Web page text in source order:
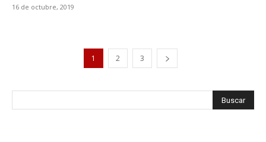
16 de octubre, 2019
1 2 3